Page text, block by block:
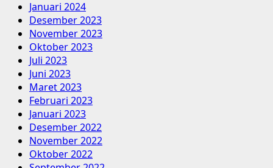
Januari 2024
Desember 2023
November 2023
Oktober 2023
Juli 2023
Juni 2023
Maret 2023
Februari 2023
Januari 2023
Desember 2022
November 2022
Oktober 2022